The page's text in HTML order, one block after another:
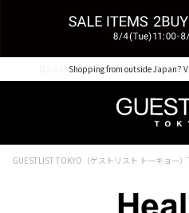
Shopping from outside Japan?
【for NEW MEMBER】新規会員様
GUESTLIST TOKYO（ゲストリスト トーキョー